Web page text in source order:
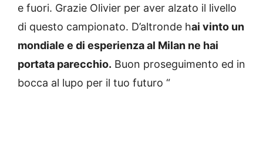
e fuori. Grazie Olivier per aver alzato il livello
di questo campionato. D’altronde hai vinto un
mondiale e di esperienza al Milan ne hai
portata parecchio. Buon proseguimento ed in
bocca al lupo per il tuo futuro “